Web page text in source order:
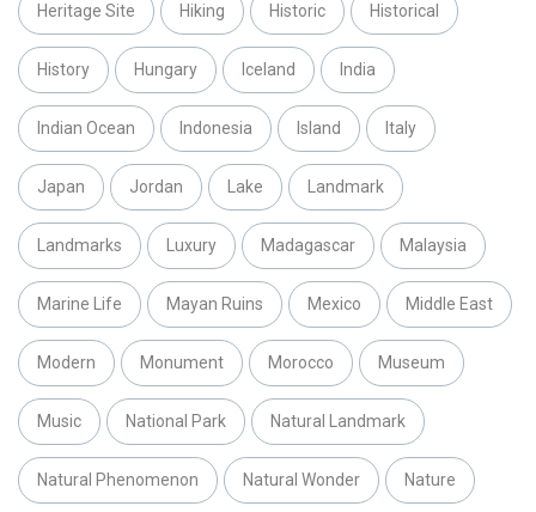
Heritage Site Hiking Historic Historical
History Hungary Iceland India
Indian Ocean Indonesia Island Italy
Japan Jordan Lake Landmark
Landmarks Luxury Madagascar Malaysia
Marine Life Mayan Ruins Mexico Middle East
Modern Monument Morocco Museum
Music National Park Natural Landmark
Natural Phenomenon Natural Wonder Nature